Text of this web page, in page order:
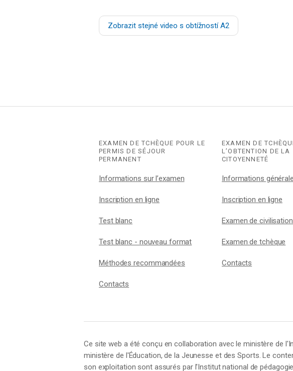
Zobrazit stejné video s obtížností A2
EXAMEN DE TCHÈQUE POUR LE
PERMIS DE SÉJOUR
PERMANENT
Informations sur l’examen
Inscription en ligne
Test blanc
Test blanc - nouveau format
Méthodes recommandées
Contacts
EXAMEN DE
L’OBTENTION DE LA
CITOYENNETÉ
Informations
Inscription en ligne
Examen de
Examen de tchèque
Contacts
Ce site web a été conçu en collaboration avec le ministère de
ministère de l'Éducation, de la Jeunesse et des Sports. Le
son exploitation sont assurés par l'Institut national de